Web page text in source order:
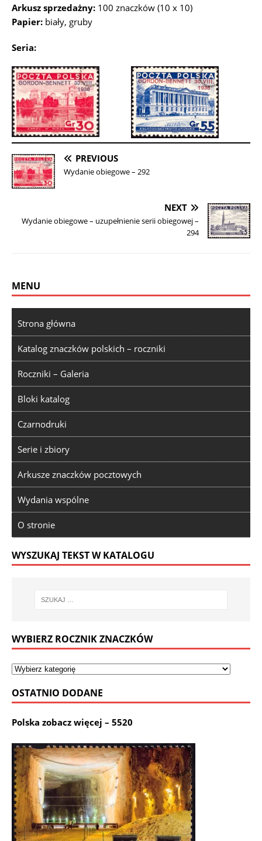
Arkusz sprzedażny: 100 znaczków (10 x 10)
Papier: biały, gruby
Seria:
PREVIOUS
Wydanie obiegowe – 292
NEXT
Wydanie obiegowe – uzupełnienie serii obiegowej –
294
MENU
Strona główna
Katalog znaczków polskich – roczniki
Roczniki – Galeria
Bloki katalog
Czarnodruki
Serie i zbiory
Arkusze znaczków pocztowych
Wydania wspólne
O stronie
WYSZUKAJ TEKST W KATALOGU
WYBIERZ ROCZNIK ZNACZKÓW
OSTATNIO DODANE
Polska zobacz więcej – 5520